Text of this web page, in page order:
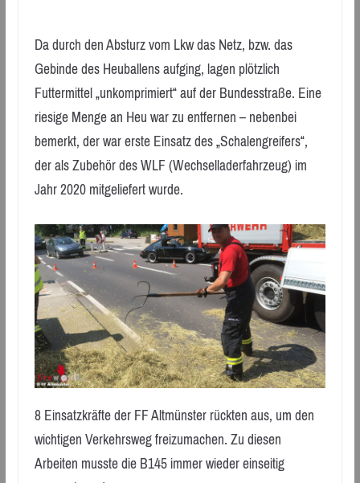
Da durch den Absturz vom Lkw das Netz, bzw. das
Gebinde des Heuballens aufging, lagen plötzlich
Futtermittel „unkomprimiert“ auf der Bundesstraße. Eine
riesige Menge an Heu war zu entfernen – nebenbei
bemerkt, der war erste Einsatz des „Schalengreifers“,
der als Zubehör des WLF (Wechselladerfahrzeug) im
Jahr 2020 mitgeliefert wurde.
8 Einsatzkräfte der FF Altmünster rückten aus, um den
wichtigen Verkehrsweg freizumachen. Zu diesen
Arbeiten musste die B145 immer wieder einseitig